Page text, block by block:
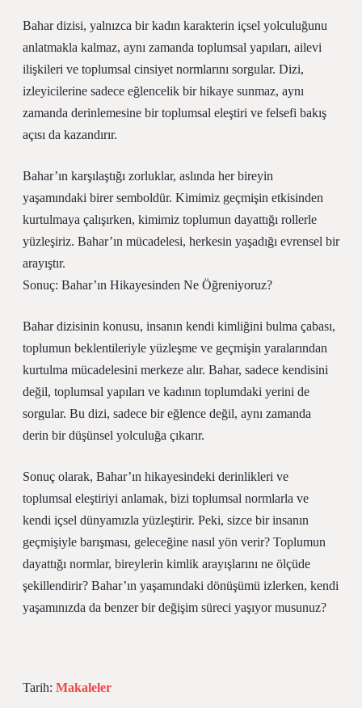
Bahar dizisi, yalnızca bir kadın karakterin içsel yolculuğunu
anlatmakla kalmaz, aynı zamanda toplumsal yapıları, ailevi
ilişkileri ve toplumsal cinsiyet normlarını sorgular. Dizi,
izleyicilerine sadece eğlencelik bir hikaye sunmaz, aynı
zamanda derinlemesine bir toplumsal eleştiri ve felsefi bakış
açısı da kazandırır.
Bahar’ın karşılaştığı zorluklar, aslında her bireyin
yaşamındaki birer semboldür. Kimimiz geçmişin etkisinden
kurtulmaya çalışırken, kimimiz toplumun dayattığı rollerle
yüzleşiriz. Bahar’ın mücadelesi, herkesin yaşadığı evrensel bir
arayıştır.
Sonuç: Bahar’ın Hikayesinden Ne Öğreniyoruz?
Bahar dizisinin konusu, insanın kendi kimliğini bulma çabası,
toplumun beklentileriyle yüzleşme ve geçmişin yaralarından
kurtulma mücadelesini merkeze alır. Bahar, sadece kendisini
değil, toplumsal yapıları ve kadının toplumdaki yerini de
sorgular. Bu dizi, sadece bir eğlence değil, aynı zamanda
derin bir düşünsel yolculuğa çıkarır.
Sonuç olarak, Bahar’ın hikayesindeki derinlikleri ve
toplumsal eleştiriyi anlamak, bizi toplumsal normlarla ve
kendi içsel dünyamızla yüzleştirir. Peki, sizce bir insanın
geçmişiyle barışması, geleceğine nasıl yön verir? Toplumun
dayattığı normlar, bireylerin kimlik arayışlarını ne ölçüde
şekillendirir? Bahar’ın yaşamındaki dönüşümü izlerken, kendi
yaşamınızda da benzer bir değişim süreci yaşıyor musunuz?
Tarih: Makaleler